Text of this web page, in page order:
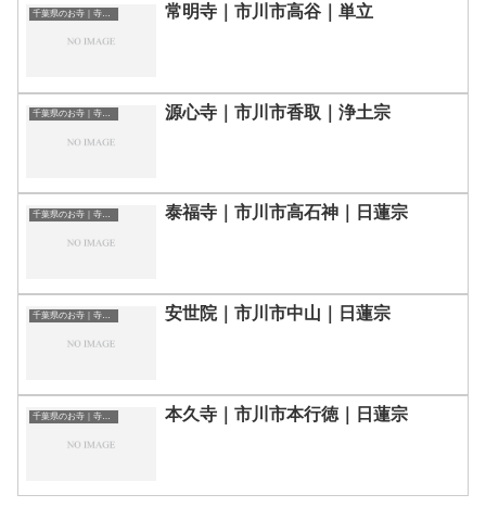
千葉県のお寺｜寺院一覧 常明寺｜市川市高谷｜単立
千葉県のお寺｜寺院一覧 源心寺｜市川市香取｜浄土宗
千葉県のお寺｜寺院一覧 泰福寺｜市川市高石神｜日蓮宗
千葉県のお寺｜寺院一覧 安世院｜市川市中山｜日蓮宗
千葉県のお寺｜寺院一覧 本久寺｜市川市本行徳｜日蓮宗